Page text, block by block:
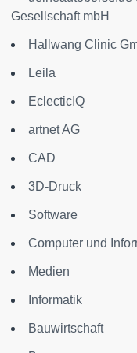
Gesellschaft mbH
Hallwang Clinic
Leila
EclecticIQ
artnet AG
CAD
3D-Druck
Software
Computer und
Medien
Informatik
Bauwirtschaft